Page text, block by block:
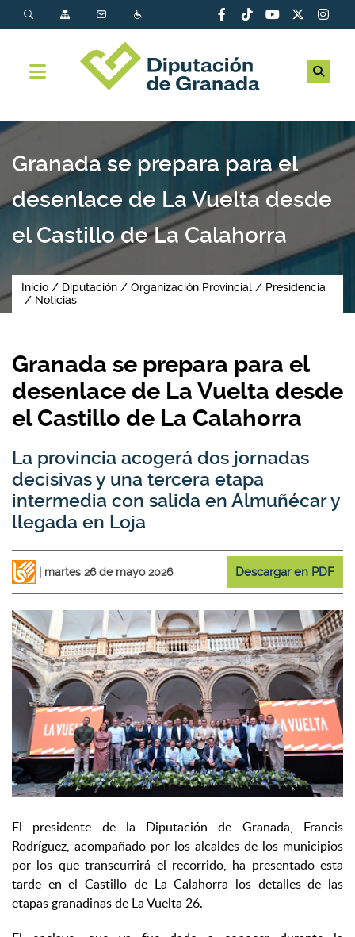
Granada se prepara para el
desenlace de La Vuelta desde
el Castillo de La Calahorra
Inicio Diputación Organización Provincial
Presidencia
Noticias
Granada se prepara para el
desenlace de La Vuelta desde
el Castillo de La Calahorra
La provincia acogerá dos jornadas
decisivas y una tercera etapa
intermedia con salida en Almuñécar y
llegada en Loja
martes 26 de mayo 2026 Descargar en PDF
El presidente de la Diputación de Granada, Francis
Rodríguez, acompañado por los alcaldes de los municipios
por los que transcurrirá el recorrido, ha presentado esta
tarde en el Castillo de La Calahorra los detalles de las
etapas granadinas de La Vuelta 26.